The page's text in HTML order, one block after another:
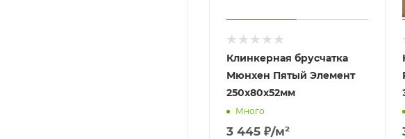
Клинкерная брусчатка
Мюнхен Пятый Элемент
250х80х52мм
Много
3 445 ₽/м²